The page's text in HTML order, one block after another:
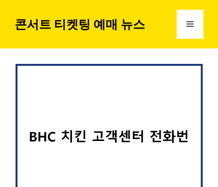
콘서트 티켓팅 예매 뉴스 메